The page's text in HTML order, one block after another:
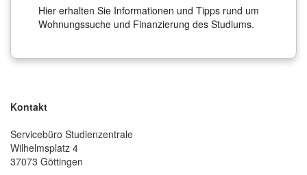
Hier erhalten Sie Informationen und Tipps rund um
Wohnungssuche und Finanzierung des Studiums.
Kontakt
Servicebüro Studienzentrale
Wilhelmsplatz 4
37073 Göttingen